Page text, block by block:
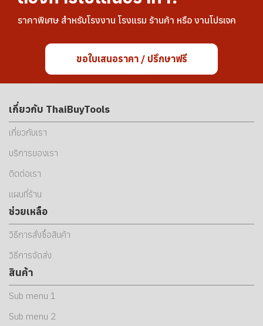
ราคาพิเศษ สำหรับโรงงาน โรงแรม ร้านค้า หรือ งานโปรเจค
ขอใบเสนอราคา / ปรึกษาฟรี
เกี่ยวกับ ThaiBuyTools
เกี่ยวกับเรา
บริการของเรา
ติดต่อเรา
แผนที่ร้าน
ช่วยเหลือ
วิธีการสั่งซื้อสินค้า
วิธีการจัดส่ง
สินค้า
Sub menu 1
Sub menu 2